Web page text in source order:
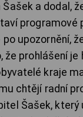
a dodal,
programové
upozornění,
že prohlášení
kraje
chtějí radní
Šašek, který